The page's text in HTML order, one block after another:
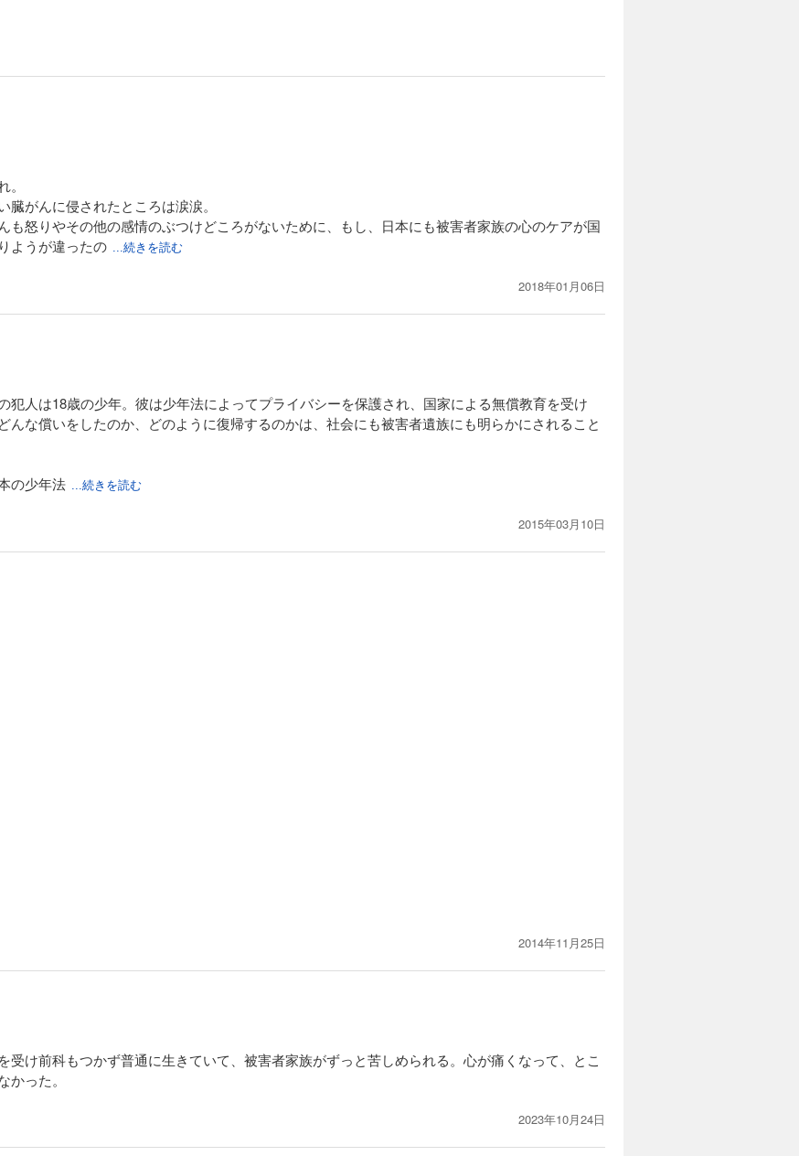
がんに侵されたところは涙涙。
も怒りやその他の感情のぶつけどころがないために、もし、日本にも被害者家族の心のケアが国
ようが違ったの ...続きを読む
2018年01月06日
犯人は18歳の少年。彼は少年法によってプライバシーを保護され、国家による無償教育を受け
んな償いをしたのか、どのように復帰するのかは、社会にも被害者遺族にも明らかにされること
の少年法 ...続きを読む
2015年03月10日
2014年11月25日
受け前科もつかず普通に生きていて、被害者家族がずっと苦しめられる。心が痛くなって、とこ
った。
2023年10月24日